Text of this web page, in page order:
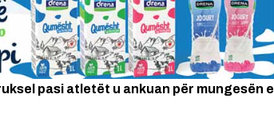
pasi atletët u ankuan për mungesën e